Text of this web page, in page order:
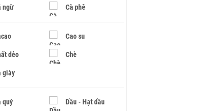
ngừ Cà phê
Cao su
dẻo Chè
giày
quý Dầu - Hạt dầu